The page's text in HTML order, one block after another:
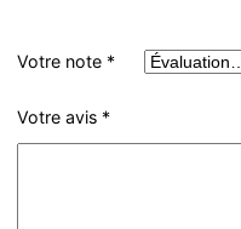
Votre note *
Votre avis *